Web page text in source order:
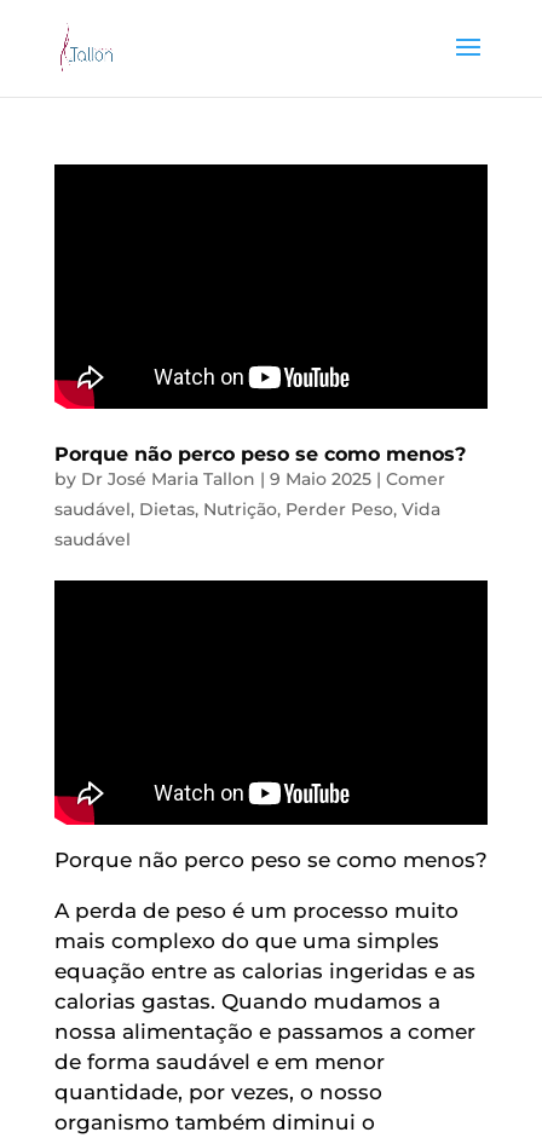
Porque não perco peso se como menos?
by Dr José Maria Tallon | 9 Maio 2025| Comer
saudável, Dietas, Nutrição, Perder Peso, Vida
saudável
Porque não perco peso se como menos?
A perda de peso é um processo muito
mais complexo do que uma simples
equação entre as calorias ingeridas e as
calorias gastas. Quando mudamos a
nossa alimentação e passamos a comer
de forma saudável e em menor
quantidade, por vezes, o nosso
organismo também diminui o